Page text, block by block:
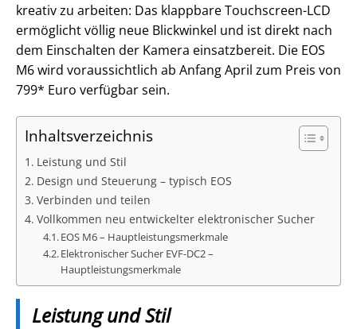
kreativ zu arbeiten: Das klappbare Touchscreen-LCD
ermöglicht völlig neue Blickwinkel und ist direkt nach
dem Einschalten der Kamera einsatzbereit. Die EOS
M6 wird voraussichtlich ab Anfang April zum Preis von
799* Euro verfügbar sein.
Inhaltsverzeichnis
Leistung und Stil
Design und Steuerung – typisch EOS
Verbinden und teilen
Vollkommen neu entwickelter elektronischer Sucher
EOS M6 – Hauptleistungsmerkmale
Elektronischer Sucher EVF-DC2 –
Hauptleistungsmerkmale
Leistung und Stil